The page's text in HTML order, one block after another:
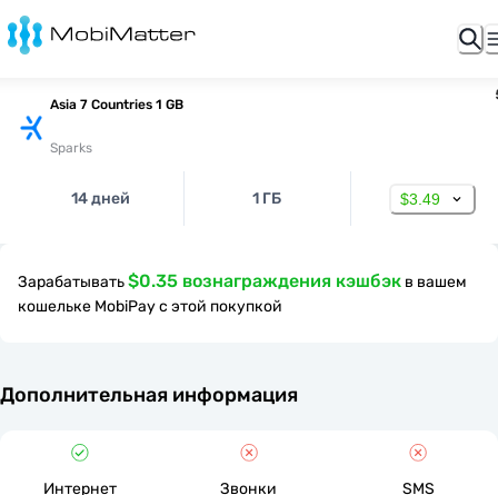
Asia 7 Countries 1 GB
Sparks
14 дней 1 ГБ $3.49
Зарабатывать$0.35 вознаграждения кэшбэк в вашем
кошельке MobiPay с этой покупкой
Дополнительная информация
Интернет Звонки SMS